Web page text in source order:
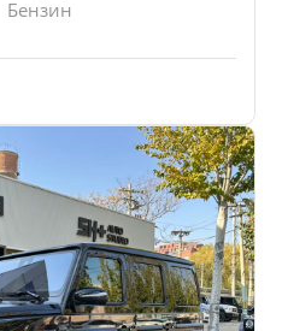
Бензин